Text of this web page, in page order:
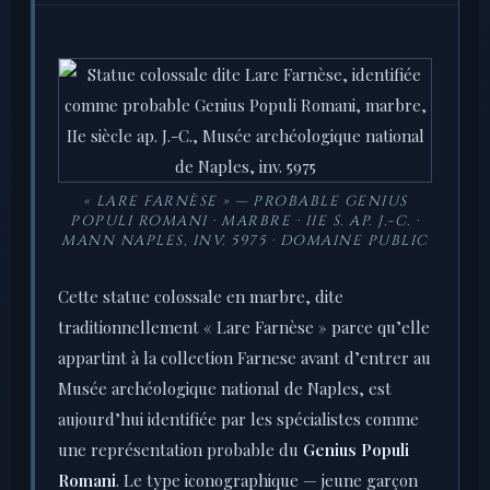
« LARE FARNÈSE » — PROBABLE GENIUS
POPULI ROMANI · MARBRE · IIE S. AP. J.-C. ·
MANN NAPLES, INV. 5975 · DOMAINE PUBLIC
Cette statue colossale en marbre, dite
traditionnellement « Lare Farnèse » parce qu’elle
appartint à la collection Farnese avant d’entrer au
Musée archéologique national de Naples, est
aujourd’hui identifiée par les spécialistes comme
une représentation probable du Genius Populi
Romani. Le type iconographique — jeune garçon